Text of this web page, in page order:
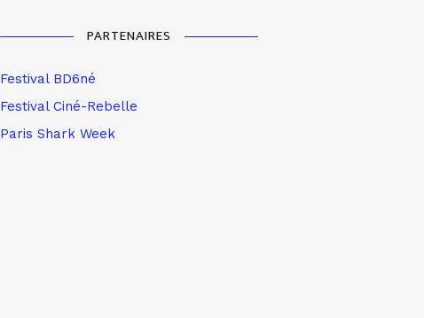
PARTENAIRES
Festival BD6né
Festival Ciné-Rebelle
Paris Shark Week